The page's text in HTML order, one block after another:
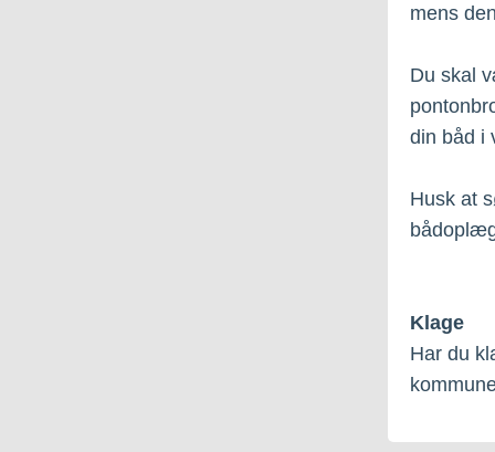
mens
Du skal
din båd i
Husk at
Klage
Har du